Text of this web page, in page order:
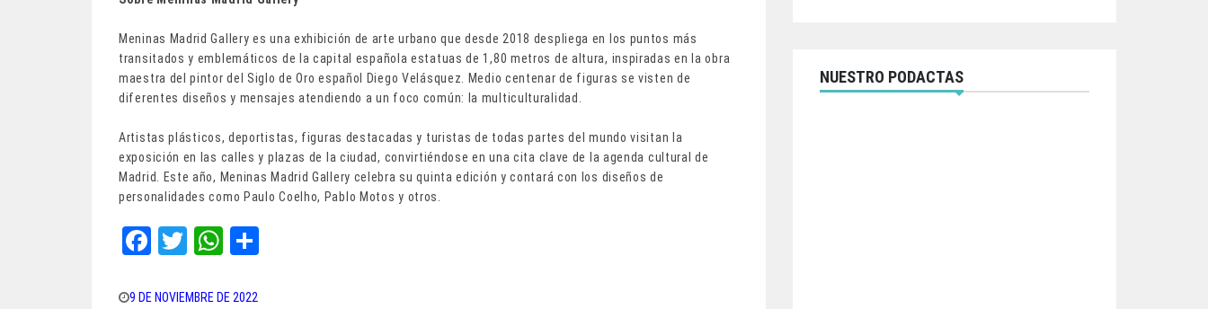
Meninas Madrid Gallery es una exhibición de arte urbano que desde 2018 despliega en los puntos más
transitados y emblemáticos de la capital española estatuas de 1,80 metros de altura, inspiradas en la obra
maestra del pintor del Siglo de Oro español Diego Velásquez. Medio centenar de figuras se visten de
diferentes diseños y mensajes atendiendo a un foco común: la multiculturalidad.
Artistas plásticos, deportistas, figuras destacadas y turistas de todas partes del mundo visitan la
exposición en las calles y plazas de la ciudad, convirtiéndose en una cita clave de la agenda cultural de
Madrid. Este año, Meninas Madrid Gallery celebra su quinta edición y contará con los diseños de
personalidades como Paulo Coelho, Pablo Motos y otros.
Fa
bo
T
tt
W
ts
9 DE NOVIEMBRE DE 2022
NUESTRO PODACTAS